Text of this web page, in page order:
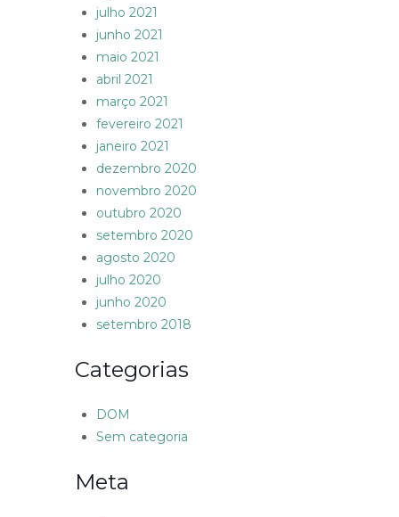
julho 2021
junho 2021
maio 2021
abril 2021
março 2021
fevereiro 2021
janeiro 2021
dezembro 2020
novembro 2020
outubro 2020
setembro 2020
agosto 2020
julho 2020
junho 2020
setembro 2018
Categorias
DOM
Sem categoria
Meta